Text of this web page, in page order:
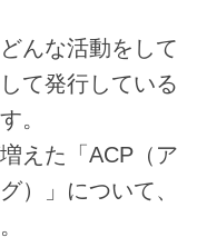
んな活動をして
て発行している
。
えた「ACP（ア
）」について、